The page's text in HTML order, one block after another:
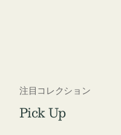
注目コレクション
Pick Up